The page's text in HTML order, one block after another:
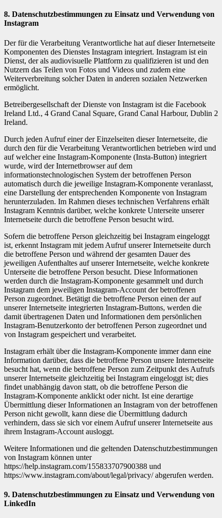
8. Datenschutzbestimmungen zu Einsatz und Verwendung von
Instagram
Der für die Verarbeitung Verantwortliche hat auf dieser Internetseite
Komponenten des Dienstes Instagram integriert. Instagram ist ein
Dienst, der als audiovisuelle Plattform zu qualifizieren ist und den
Nutzern das Teilen von Fotos und Videos und zudem eine
Weiterverbreitung solcher Daten in anderen sozialen Netzwerken
ermöglicht.
Betreibergesellschaft der Dienste von Instagram ist die Facebook
Ireland Ltd., 4 Grand Canal Square, Grand Canal Harbour, Dublin 2
Ireland.
Durch jeden Aufruf einer der Einzelseiten dieser Internetseite, die
durch den für die Verarbeitung Verantwortlichen betrieben wird und
auf welcher eine Instagram-Komponente (Insta-Button) integriert
wurde, wird der Internetbrowser auf dem
informationstechnologischen System der betroffenen Person
automatisch durch die jeweilige Instagram-Komponente veranlasst,
eine Darstellung der entsprechenden Komponente von Instagram
herunterzuladen. Im Rahmen dieses technischen Verfahrens erhält
Instagram Kenntnis darüber, welche konkrete Unterseite unserer
Internetseite durch die betroffene Person besucht wird.
Sofern die betroffene Person gleichzeitig bei Instagram eingeloggt
ist, erkennt Instagram mit jedem Aufruf unserer Internetseite durch
die betroffene Person und während der gesamten Dauer des
jeweiligen Aufenthaltes auf unserer Internetseite, welche konkrete
Unterseite die betroffene Person besucht. Diese Informationen
werden durch die Instagram-Komponente gesammelt und durch
Instagram dem jeweiligen Instagram-Account der betroffenen
Person zugeordnet. Betätigt die betroffene Person einen der auf
unserer Internetseite integrierten Instagram-Buttons, werden die
damit übertragenen Daten und Informationen dem persönlichen
Instagram-Benutzerkonto der betroffenen Person zugeordnet und
von Instagram gespeichert und verarbeitet.
Instagram erhält über die Instagram-Komponente immer dann eine
Information darüber, dass die betroffene Person unsere Internetseite
besucht hat, wenn die betroffene Person zum Zeitpunkt des Aufrufs
unserer Internetseite gleichzeitig bei Instagram eingeloggt ist; dies
findet unabhängig davon statt, ob die betroffene Person die
Instagram-Komponente anklickt oder nicht. Ist eine derartige
Übermittlung dieser Informationen an Instagram von der betroffenen
Person nicht gewollt, kann diese die Übermittlung dadurch
verhindern, dass sie sich vor einem Aufruf unserer Internetseite aus
ihrem Instagram-Account ausloggt.
Weitere Informationen und die geltenden Datenschutzbestimmungen
von Instagram können unter
https://help.instagram.com/155833707900388 und
https://www.instagram.com/about/legal/privacy/ abgerufen werden.
9. Datenschutzbestimmungen zu Einsatz und Verwendung von
LinkedIn